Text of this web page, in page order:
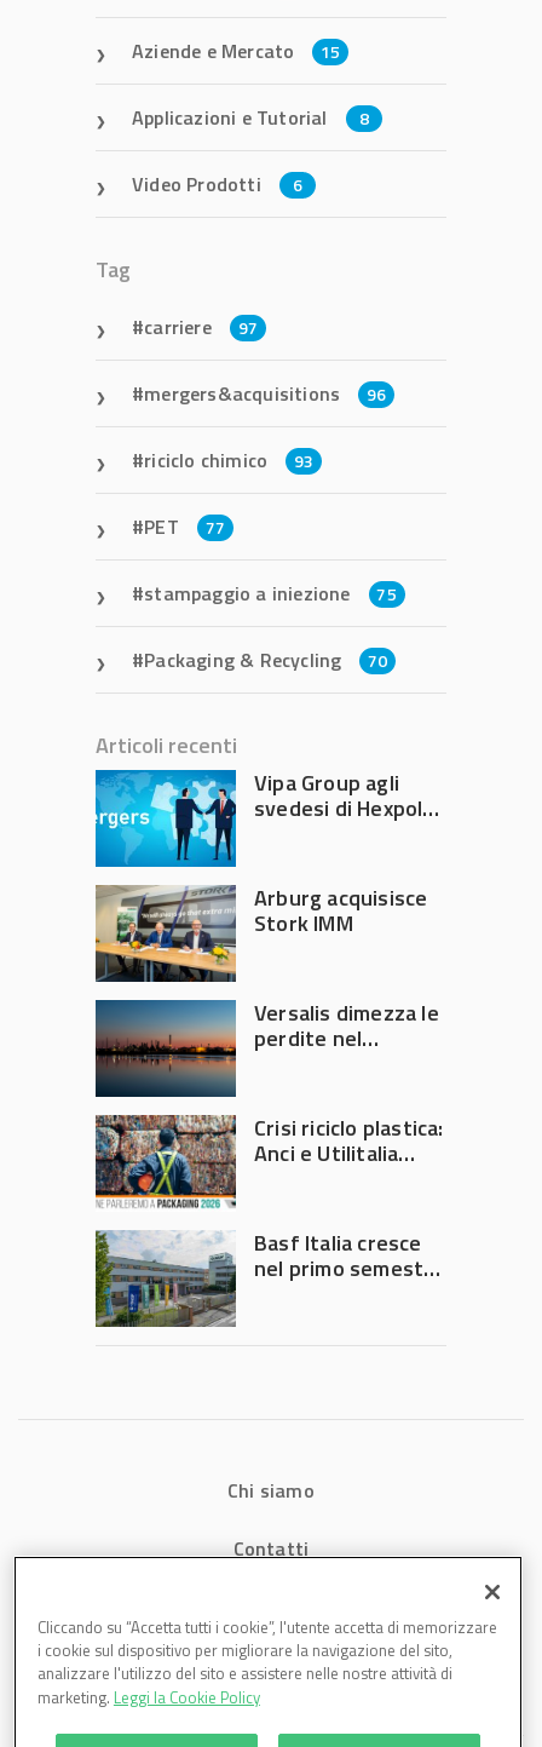
Aziende e Mercato 15
Applicazioni e Tutorial 8
Video Prodotti 6
Tag
carriere 97
mergers&acquisitions 96
riciclo chimico 93
PET 77
stampaggio a iniezione 75
Packaging & Recycling 70
Articoli recenti
Vipa Group agli
svedesi di Hexpol
Arburg acquisisce
Stork IMM
Versalis dimezza le
perdite nel
Crisi riciclo plastica:
Anci e Utilitalia
Governo
Basf Italia cresce
nel primo semestre
Chi siamo
Contatti
Cookies
Cliccando su “Accetta tutti i cookie”, l'utente accetta di memorizzare
i cookie sul dispositivo per migliorare la navigazione del sito,
analizzare l'utilizzo del sito e assistere nelle nostre attività di
marketing. Leggi la Cookie Policy